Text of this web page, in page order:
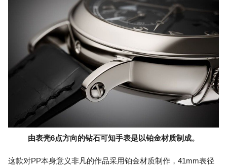
由表壳6点方向的钻石可知手表是以铂金材质制成。
这款对PP本身意义非凡的作品采用铂金材质制作，41mm表径